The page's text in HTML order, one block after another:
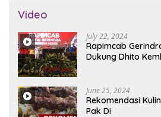
Video
July 22, 2024
Rapimcab
Dukung Dhito
June 25, 2024
Rekomendasi
Pak Di